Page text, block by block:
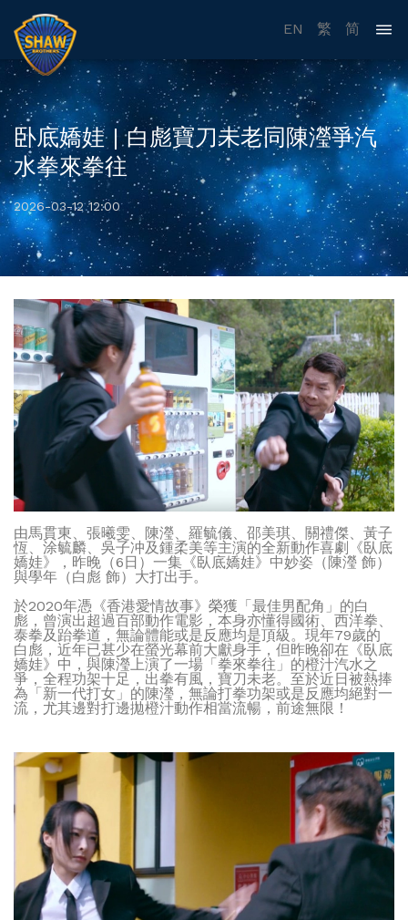
EN 繁 简
卧底嬌娃 | 白彪寶刀未老同陳瀅爭汽
水拳來拳往
2026-03-12 12:00
由馬貫東、張曦雯、陳瀅、羅毓儀、邵美琪、關禮傑、黃子
恆、涂毓麟、吳子冲及鍾柔美等主演的全新動作喜劇《臥底
嬌娃》，昨晚（6日）一集《臥底嬌娃》中妙姿（陳瀅 飾）
與學年（白彪 飾）大打出手。
於2020年憑《香港愛情故事》榮獲「最佳男配角」的白
彪，曾演出超過百部動作電影，本身亦懂得國術、西洋拳、
泰拳及跆拳道，無論體能或是反應均是頂級。現年79歲的
白彪，近年已甚少在螢光幕前大獻身手，但昨晚卻在《臥底
嬌娃》中，與陳瀅上演了一場「拳來拳往」的橙汁汽水之
爭，全程功架十足，出拳有風，寶刀未老。至於近日被熱捧
為「新一代打女」的陳瀅，無論打拳功架或是反應均絕對一
流，尤其邊對打邊拋橙汁動作相當流暢，前途無限！